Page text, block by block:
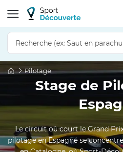
Pilotage
Stage de
Le circuit où court le Grand
pilotage en Espagne se